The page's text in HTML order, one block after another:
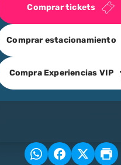
modo claro
Comprar tickets
Comprar estacionamiento
Compra Experiencias VIP